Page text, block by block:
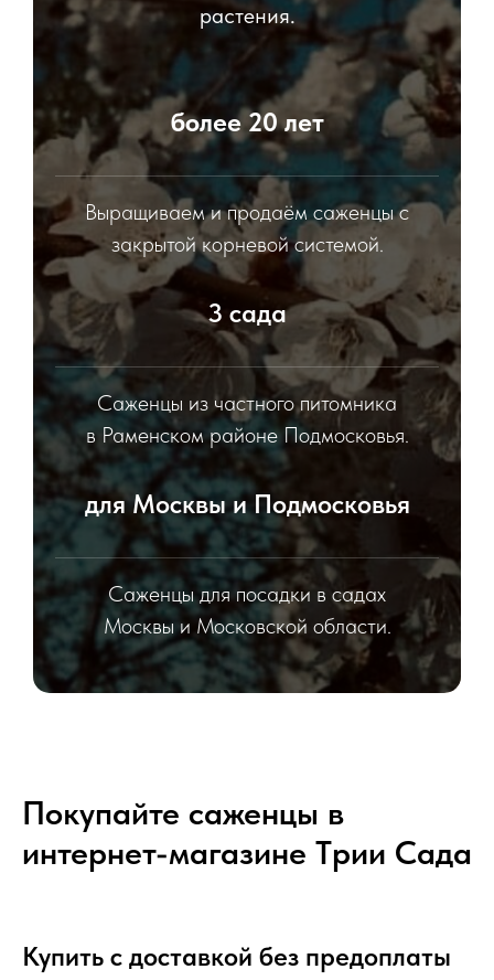
растения.
более 20 лет
Выращиваем и продаём саженцы с
закрытой корневой системой.
3 сада
Саженцы из частного питомника
в Раменском районе Подмосковья.
для Москвы и Подмосковья
Саженцы для посадки в садах
Москвы и Московской области.
Покупайте саженцы в
интернет-магазине Tрии Сада
Купить с доставкой без предоплаты